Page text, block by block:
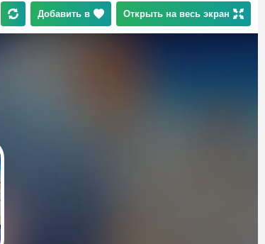
Добавить в Открыть на весь экран